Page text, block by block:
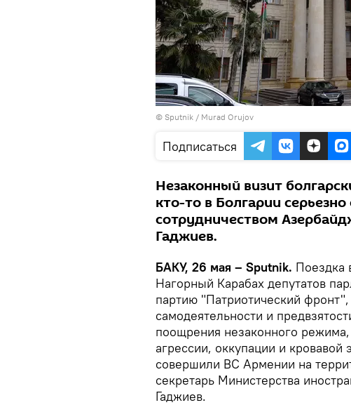
© Sputnik / Murad Orujov
Подписаться
Незаконный визит
кто-то в Болгарии
сотрудничеством
Гаджиев.
БАКУ, 26 мая – Sputnik. Поездка
Нагорный Карабах депутатов
партию "Патриотический фронт",
самодеятельности и
поощрения незаконного режима,
агрессии, оккупации и кровавой
совершили ВС Армении на
секретарь Министерства
Гаджиев.